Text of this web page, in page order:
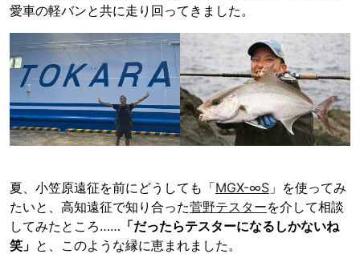
愛車の軽バンと共に走り回ってきました。
夏、小笠原遠征を前にどうしても「MGX-∞S 」を使ってみ
たいと、高知遠征で知り合った菅野テスターを介して相談
してみたところ…… 「だったらテスターになるしかないね
笑」 と、このような縁に恵まれました。